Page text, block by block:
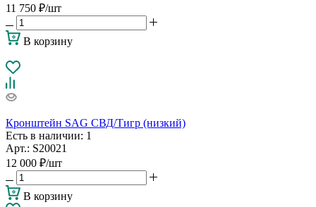
11 750 ₽/шт
В корзину
Кронштейн SAG СВД/Тигр (низкий)
Есть в наличии: 1
Арт.: S20021
12 000 ₽/шт
В корзину